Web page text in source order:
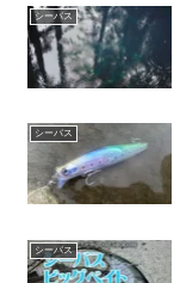
シーバス
シーバス
シーバス